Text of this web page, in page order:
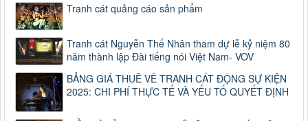
Tranh cát quảng cáo sản phẩm
Tranh cát Nguyễn Thế Nhân tham dự lễ kỷ niệm 80
năm thành lập Đài tiếng nói Việt Nam- VOV
BẢNG GIÁ THUÊ VẼ TRANH CÁT ĐỘNG SỰ KIỆN
2025: CHI PHÍ THỰC TẾ VÀ YẾU TỐ QUYẾT ĐỊNH